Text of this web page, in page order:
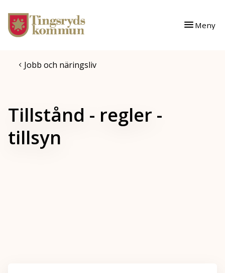
Gå till innehåll
Gå till huvudmeny
Meny
Jobb och näringsliv
Tillstånd - regler -
tillsyn